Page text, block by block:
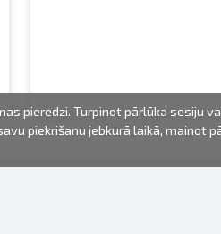
pieredzi. Turpinot pārlūka sesiju
piekrišanu jebkurā laikā, mainot